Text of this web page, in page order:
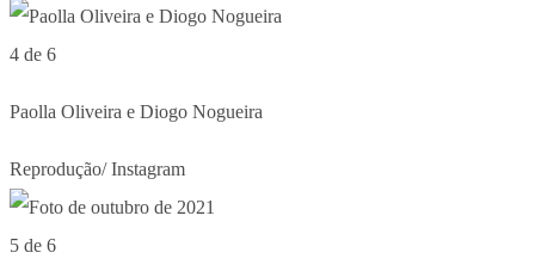
4 de 6
Paolla Oliveira e Diogo Nogueira
Reprodução/ Instagram
5 de 6